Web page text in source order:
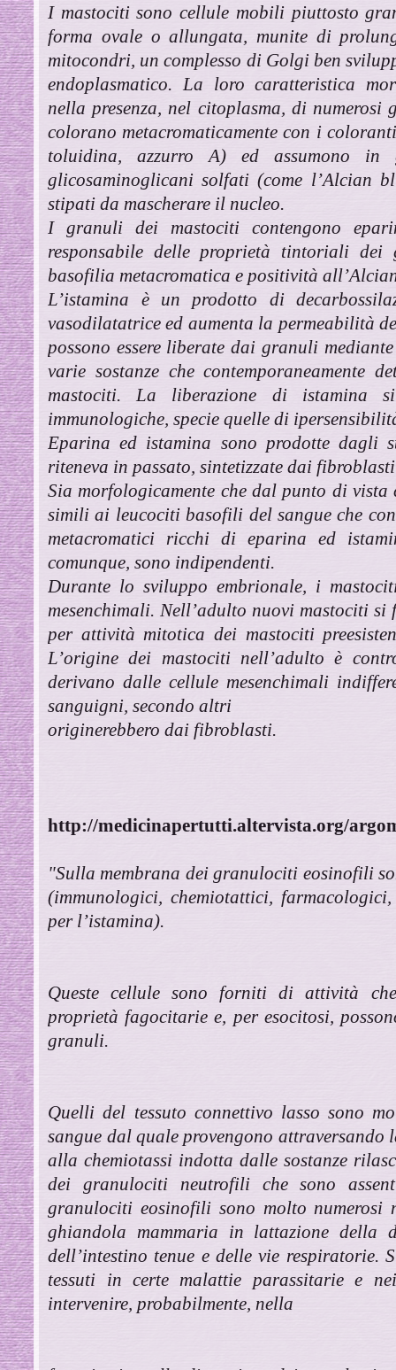
I mastociti sono cellule mobili piuttosto
forma ovale o allungata, munite di
mitocondri, un complesso di Golgi ben
endoplasmatico. La loro caratteristica
nella presenza, nel citoplasma, di
colorano metacromaticamente con i
toluidina, azzurro A) ed assumono
glicosaminoglicani solfati (come l’Alcian
stipati da mascherare il nucleo.
I granuli dei mastociti contengono
responsabile delle proprietà tintoriali dei
basofilia metacromatica e positività
L’istamina è un prodotto di
vasodilatatrice ed aumenta la permeabilità
possono essere liberate dai granuli
varie sostanze che contemporaneamente
mastociti. La liberazione di istamina
immunologiche, specie quelle di
Eparina ed istamina sono prodotte dagli
riteneva in passato, sintetizzate dai
Sia morfologicamente che dal punto di
simili ai leucociti basofili del sangue che
metacromatici ricchi di eparina ed
comunque, sono indipendenti.
Durante lo sviluppo embrionale, i
mesenchimali. Nell’adulto nuovi mastociti
per attività mitotica dei mastociti
L’origine dei mastociti nell’adulto è
derivano dalle cellule mesenchimali
sanguigni, secondo altri
originerebbero dai fibroblasti.
http://medicinapertutti.altervista.org/
"Sulla membrana dei granulociti eosinofili
(immunologici, chemiotattici,
per l’istamina).
Queste cellule sono forniti di attività
proprietà fagocitarie e, per esocitosi,
granuli.
Quelli del tessuto connettivo lasso sono
sangue dal quale provengono
alla chemiotassi indotta dalle sostanze
dei granulociti neutrofili che sono
granulociti eosinofili sono molto numerosi
ghiandola mammaria in lattazione della
dell’intestino tenue e delle vie respiratorie.
tessuti in certe malattie parassitarie e
intervenire, probabilmente, nella